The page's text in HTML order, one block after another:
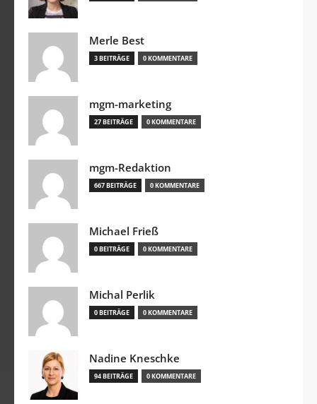
Merle Best
3 BEITRÄGE 0 KOMMENTARE
mgm-marketing
27 BEITRÄGE 0 KOMMENTARE
mgm-Redaktion
667 BEITRÄGE 0 KOMMENTARE
Michael Frieß
0 BEITRÄGE 0 KOMMENTARE
Michal Perlik
0 BEITRÄGE 0 KOMMENTARE
Nadine Kneschke
94 BEITRÄGE 0 KOMMENTARE